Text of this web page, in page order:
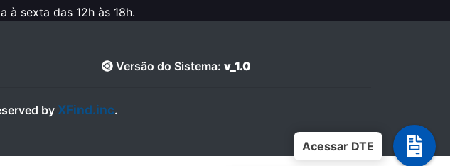
Acessar DTE
à sexta das 12h às 18h.
Versão do Sistema: v_1.0
by XFind.inc.